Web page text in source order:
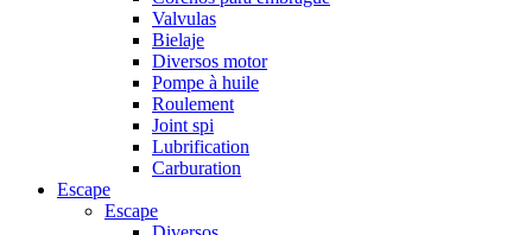
Valvulas
Bielaje
Diversos motor
Pompe à huile
Roulement
Joint spi
Lubrification
Carburation
Escape
Escape